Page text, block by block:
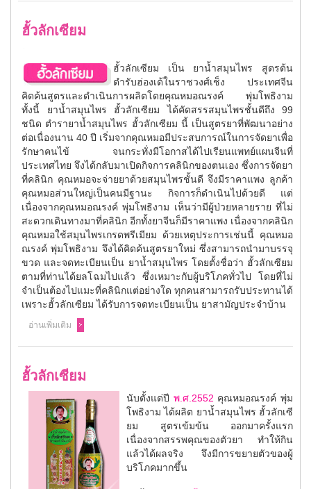
ฮั้วลักเซียม
ฮั้วลักเซียม เป็น ยาน้ำสมุนไพร สูตรต้น
ตำรับฮ่องเต้ในราชวงศ์เช็ง ประเทศจีน
คิดค้นสูตรและดำเนินการผลิตโดยคุณหมอณรงค์ พุ่มโพธิงาม
ทั้งนี้ ยาน้ำสมุนไพร ฮั้วลักเซียม ได้คัดสรรสมุนไพรชั้นดีถึง 99
ชนิด ตำรายาน้ำสมุนไพร ฮั้วลักเซียม นี้ เป็นสูตรยาที่พัฒนาอย่าง
ต่อเนื่องนาน 40 ปี เริ่มจากคุณหมอมีประสบการณ์ในการจัดยาเพื่อ
รักษาคนไข้ จนกระทั่งมีโอกาสได้ไปเรียนแพทย์แผนจีนที่
ประเทศไทย จึงได้กลับมาเปิดกิจการคลินิกของตนเอง ซึ่งการจัดยา
ที่คลินิก คุณหมอจะจ่ายยาด้วยสมุนไพรชั้นดี จึงมีราคาแพง ลูกค้า
คุณหมอส่วนใหญ่เป็นคนมีฐานะ กิจการก็ดำเนินไปด้วยดี แต่
เนื่องจากคุณหมอณรงค์ พุ่มโพธิงาม เห็นว่ามีผู้ป่วยหลายราย ที่ไม่
สะดวกเดินทางมาที่คลินิก อีกทั้งยาจีนก็มีราคาแพง เนื่องจากคลินิก
คุณหมอใช้สมุนไพรเกรดพรีเมียม ด้วยเหตุประการเช่นนี้ คุณหมอ
ณรงค์ พุ่มโพธิงาม จึงได้คิดค้นสูตรยาใหม่ ซึ่งสามารถนำมาบรรจุ
ขวด และจดทะเบียนเป็น ยาน้ำสมุนไพร โดยตั้งชื่อว่า ฮั้วลักเซียม
ตามที่ท่านได้ยลโฉมไปแล้ว ซึ่งเหมาะกับผู้บริโภคทั่วไป โดยที่ไม่
จำเป็นต้องไปแมะที่คลินิกแต่อย่างใด ทุกคนสามารถรับประทานได้
เพราะฮั้วลักเซียม ได้รับการจดทะเบียนเป็น ยาสามัญประจำบ้าน
อ่านเพิ่มเติม
ฮั้วลักเซียม
นับตั้งแต่ปี พ.ศ.2552 คุณหมอณรงค์ พุ่ม
โพธิงาม ได้ผลิต ยาน้ำสมุนไพร ฮั้วลักเซี
ยม สูตรเข้มข้น ออกมาครั้งแรก
เนื่องจากสรรพคุณของตัวยา ทำให้กิน
แล้วได้ผลจริง จึงมีการขยายตัวของผู้
บริโภคมากขึ้น